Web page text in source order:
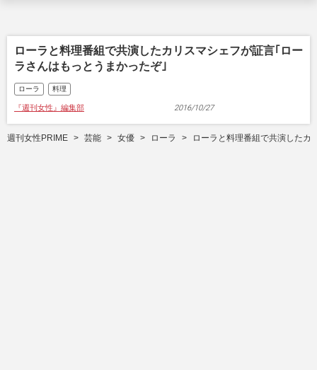
ローラと料理番組で共演したカリスマシェフが証言｢ロー
ラさんはもっとうまかったぞ｣
ローラ 料理
『週刊女性』編集部 2016/10/27
週刊女性PRIME 芸能 女優 ローラ ローラと料理番組で共演したカ